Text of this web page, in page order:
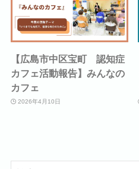
【広島市中区宝町 認知症
カフェ活動報告】みんなの
カフェ
2026年4月10日